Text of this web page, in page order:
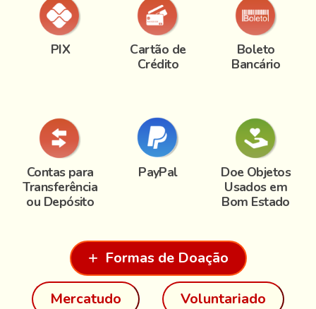
PIX
Cartão de
Crédito
Boleto
Bancário
Contas para
Transferência
ou Depósito
PayPal
Doe Objetos
Usados em
Bom Estado
Formas de Doação
Mercatudo Voluntariado